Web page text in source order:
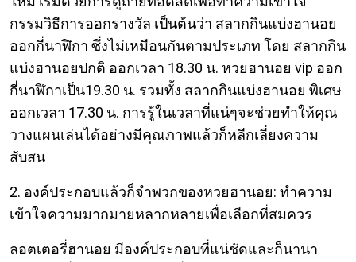
กรรมวิธีการออกรางวัล เป็นต้นว่า สลากกินแบ่งฮานอย
ออกกี่นาฬิกา ซึ่งไม่เหมือนกันตามประเภท โดย สลากกิน
แบ่งฮานอยปกติ ออกเวลา 18.30 น. หวยฮานอย vip ออก
กี่นาฬิกาเป็น19.30 น. รวมทั้ง สลากกินแบ่งฮานอย พิเศษ
ออกเวลา 17.30 น. การรู้ในเวลาที่แน่ๆจะช่วยทำให้คุณ
วางแผนเล่นได้อย่างมีคุณภาพแล้วก็หลีกเลี่ยงความ
สับสน
2. องค์ประกอบแล้วก็จำพวกของหวยฮานอย: ทำความ
เข้าใจความมากมายหลากหลายเพื่อเลือกที่สมควร
ลอตเตอรี่ฮานอย มีองค์ประกอบที่แน่ชัดและก็นานา